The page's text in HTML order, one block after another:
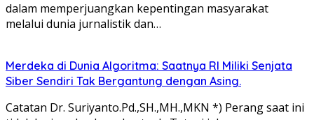
dalam memperjuangkan kepentingan masyarakat
melalui dunia jurnalistik dan…
Merdeka di Dunia Algoritma: Saatnya RI Miliki Senjata
Siber Sendiri Tak Bergantung dengan Asing.
Catatan Dr. Suriyanto.Pd.,SH.,MH.,MKN *) Perang saat ini